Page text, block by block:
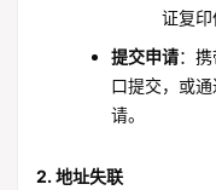
证复印
提交申请：
口提交，或
请。
2. 地址失联